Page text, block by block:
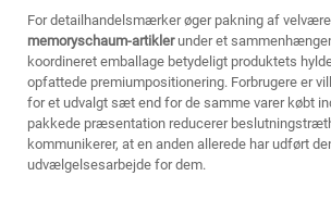
For detailhandelsmærker øger pakning af
memoryschaum-artikler under et
koordineret emballage betydeligt produktets
opfattede premiumpositionering. Forbrugere er
for et udvalgt sæt end for de samme varer købt
pakkede præsentation reducerer
kommunikerer, at en anden allerede har udført
udvælgelsesarbejde for dem.